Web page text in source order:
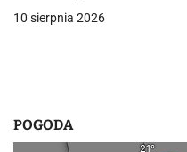
10 sierpnia 2026
POGODA